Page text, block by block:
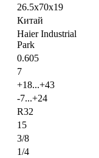
26.5x70x19
Китай
Haier Industrial
Park
0.605
7
+18...+43
-7...+24
R32
15
3/8
1/4